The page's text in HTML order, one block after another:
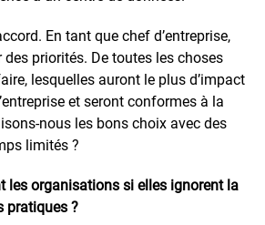
En tant que chef d’entreprise,
des priorités. De toutes les choses
lesquelles auront le plus d’impact
et seront conformes à la
nous les bons choix avec des
limités ?
les organisations si elles ignorent la
pratiques ?